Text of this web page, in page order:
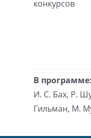
конкурсов
В программе:
И. С. Бах, Р.
Гильман, М.